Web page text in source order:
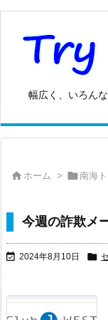
幅広く、いろんな
 ホーム > 南海
今週の詐欺メ
 2024年8月10日 